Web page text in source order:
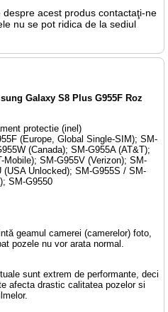
acest produs contactaţi-ne
nu se pot ridica de la sediul
Galaxy S8 Plus G955F Roz
protectie (inel)
(Europe, Global Single-SIM); SM-
(Canada); SM-G955A (AT&T);
SM-G955V (Verizon); SM-
(USA Unlocked); SM-G955S / SM-
SM-G9550
geamul camerei (camerelor) foto,
pozele nu vor arata normal.
sunt extrem de performante, deci
afecta drastic calitatea pozelor si